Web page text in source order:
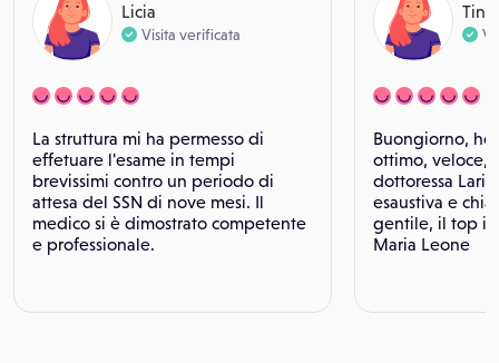
Licia
Visita verificata
La struttura mi ha permesso di
effetuare l'esame in tempi
brevissimi contro un periodo di
attesa del SSN di nove mesi. Il
medico si è dimostrato competente
e professionale.
Tina
Buongiorno, ho
ottimo, veloce,
dottoressa
esaustiva e
gentile, il top
Maria Leone